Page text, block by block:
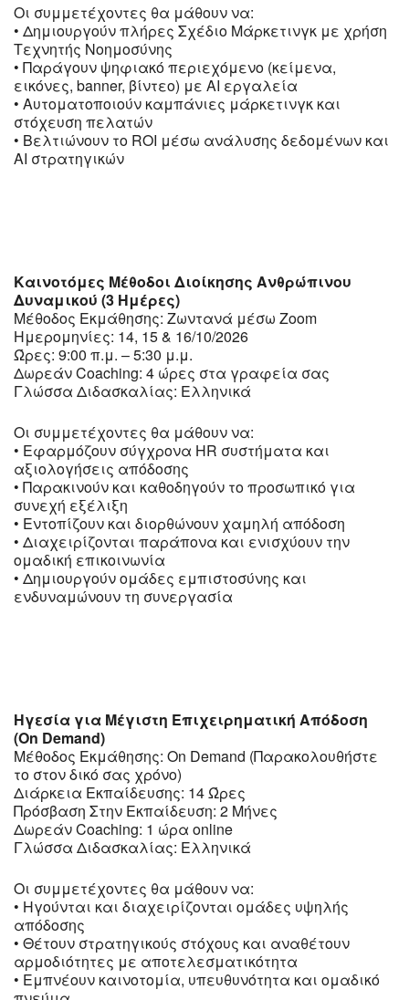
Οι συμμετέχοντες θα μάθουν να:
• Δημιουργούν πλήρες Σχέδιο Μάρκετινγκ με χρήση
Τεχνητής Νοημοσύνης
• Παράγουν ψηφιακό περιεχόμενο (κείμενα,
εικόνες, banner, βίντεο) με AI εργαλεία
• Αυτοματοποιούν καμπάνιες μάρκετινγκ και
στόχευση πελατών
• Βελτιώνουν το ROI μέσω ανάλυσης δεδομένων και
AI στρατηγικών
Καινοτόμες Μέθοδοι Διοίκησης Ανθρώπινου
Δυναμικού (3 Ημέρες)
Μέθοδος Εκμάθησης: Ζωντανά μέσω Zoom
Ημερομηνίες: 14, 15 & 16/10/2026
Ώρες: 9:00 π.μ. – 5:30 μ.μ.
Δωρεάν Coaching: 4 ώρες στα γραφεία σας
Γλώσσα Διδασκαλίας: Ελληνικά
Οι συμμετέχοντες θα μάθουν να:
• Εφαρμόζουν σύγχρονα HR συστήματα και
αξιολογήσεις απόδοσης
• Παρακινούν και καθοδηγούν το προσωπικό για
συνεχή εξέλιξη
• Εντοπίζουν και διορθώνουν χαμηλή απόδοση
• Διαχειρίζονται παράπονα και ενισχύουν την
ομαδική επικοινωνία
• Δημιουργούν ομάδες εμπιστοσύνης και
ενδυναμώνουν τη συνεργασία
Ηγεσία για Μέγιστη Επιχειρηματική Απόδοση
(On Demand)
Μέθοδος Εκμάθησης: On Demand (Παρακολουθήστε
το στον δικό σας χρόνο)
Διάρκεια Εκπαίδευσης: 14 Ώρες
Πρόσβαση Στην Εκπαίδευση: 2 Μήνες
Δωρεάν Coaching: 1 ώρα online
Γλώσσα Διδασκαλίας: Ελληνικά
Οι συμμετέχοντες θα μάθουν να:
• Ηγούνται και διαχειρίζονται ομάδες υψηλής
απόδοσης
• Θέτουν στρατηγικούς στόχους και αναθέτουν
αρμοδιότητες με αποτελεσματικότητα
• Εμπνέουν καινοτομία, υπευθυνότητα και ομαδικό